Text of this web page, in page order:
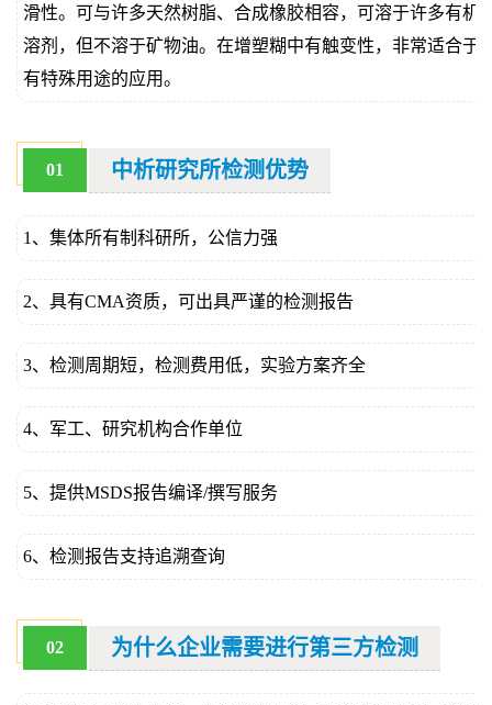
滑性。可与许多天然树脂、合成橡胶相容，可溶于许多有机
溶剂，但不溶于矿物油。在增塑糊中有触变性，非常适合于
有特殊用途的应用。
01 中析研究所检测优势
1、集体所有制科研所，公信力强
2、具有CMA资质，可出具严谨的检测报告
3、检测周期短，检测费用低，实验方案齐全
4、军工、研究机构合作单位
5、提供MSDS报告编译/撰写服务
6、检测报告支持追溯查询
02 为什么企业需要进行第三方检测